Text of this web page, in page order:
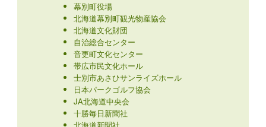
幕別町役場
北海道幕別町観光物産協会
北海道文化財団
自治総合センター
音更町文化センター
帯広市民文化ホール
士別市あさひサンライズホール
日本パークゴルフ協会
JA北海道中央会
十勝毎日新聞社